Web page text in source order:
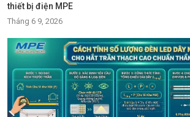
thiết bị điện MPE
Tháng 6 9, 2026